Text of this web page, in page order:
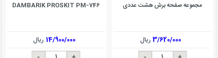
مجموعه صفحه برش هشت عددی
3/620/000ریال
DAMBARIK PROSKIT PM-746
14/900/000 ریال